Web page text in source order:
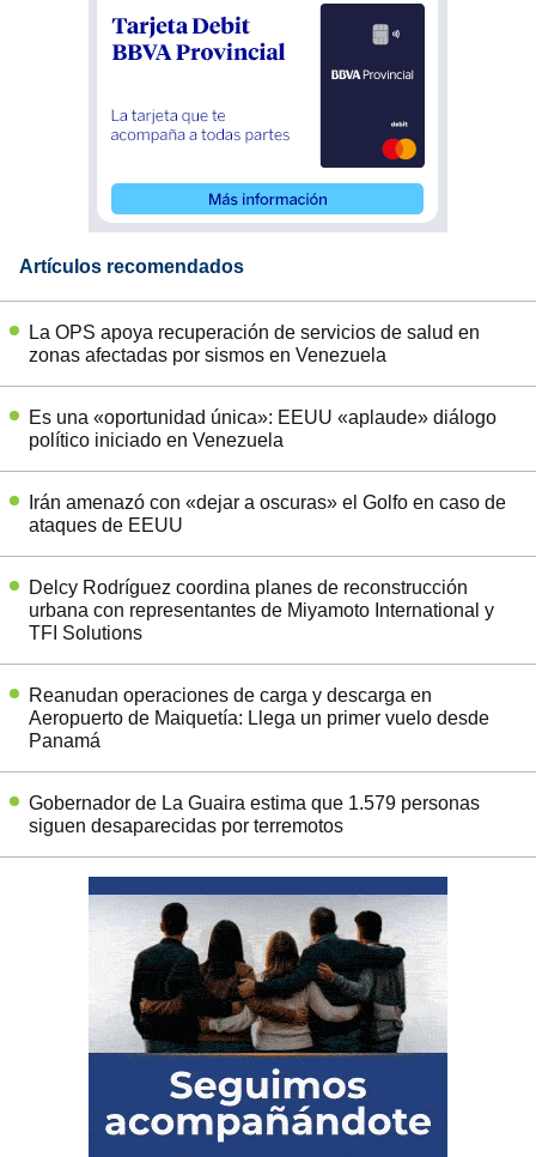
Artículos recomendados
La OPS apoya recuperación de servicios de salud en
zonas afectadas por sismos en Venezuela
Es una «oportunidad única»: EEUU «aplaude» diálogo
político iniciado en Venezuela
Irán amenazó con «dejar a oscuras» el Golfo en caso de
ataques de EEUU
Delcy Rodríguez coordina planes de reconstrucción
urbana con representantes de Miyamoto International y
TFI Solutions
Reanudan operaciones de carga y descarga en
Aeropuerto de Maiquetía: Llega un primer vuelo desde
Panamá
Gobernador de La Guaira estima que 1.579 personas
siguen desaparecidas por terremotos